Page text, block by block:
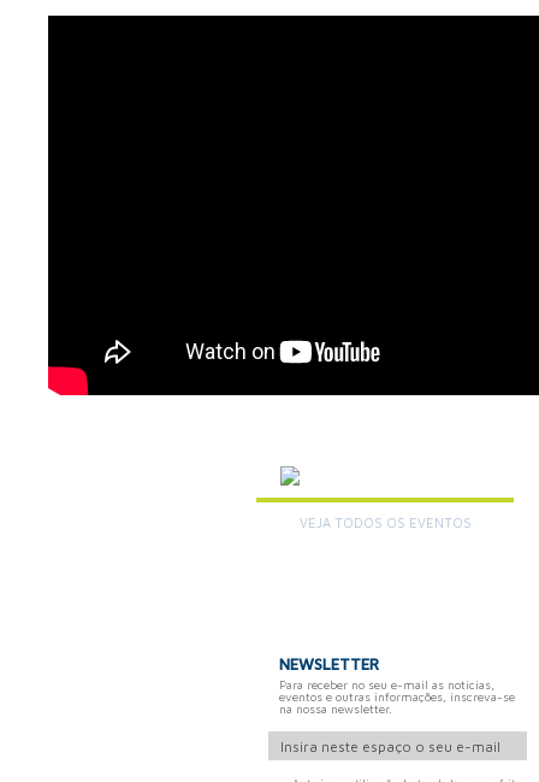
VEJA TODOS OS EVENTOS
NEWSLETTER
Para receber no seu e-mail as notícias,
eventos e outras informações, inscreva-se
na nossa newsletter.